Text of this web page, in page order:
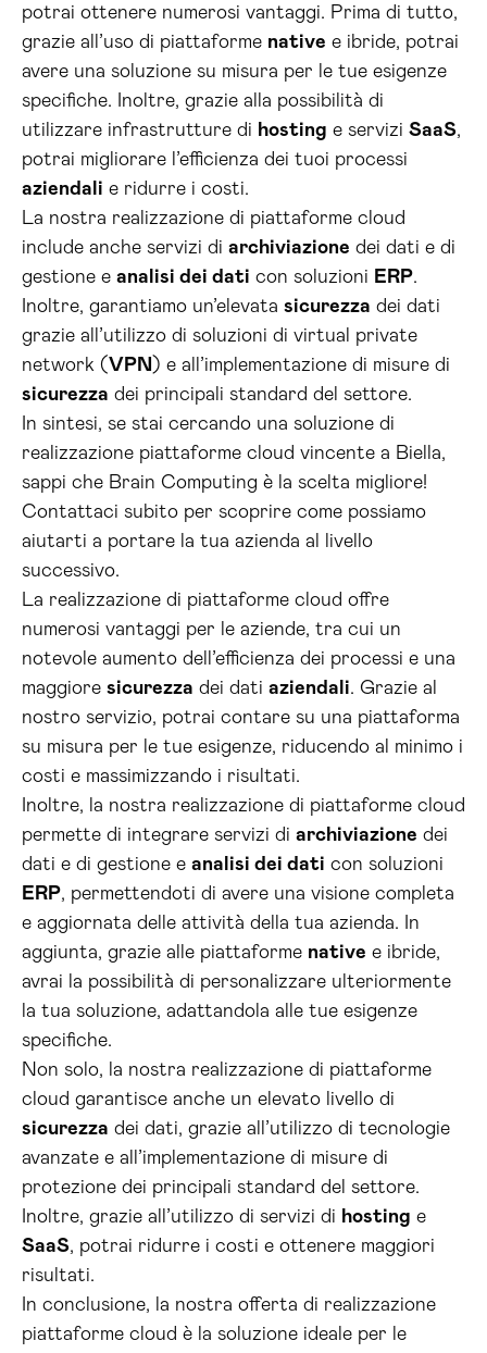
potrai ottenere numerosi vantaggi. Prima di tutto,
grazie all’uso di piattaforme native e ibride, potrai
avere una soluzione su misura per le tue esigenze
specifiche. Inoltre, grazie alla possibilità di
utilizzare infrastrutture di hosting e servizi SaaS,
potrai migliorare l’efficienza dei tuoi processi
aziendali e ridurre i costi.
La nostra realizzazione di piattaforme cloud
include anche servizi di archiviazione dei dati e di
gestione e analisi dei dati con soluzioni ERP.
Inoltre, garantiamo un’elevata sicurezza dei dati
grazie all’utilizzo di soluzioni di virtual private
network (VPN ) e all’implementazione di misure di
sicurezza dei principali standard del settore.
In sintesi, se stai cercando una soluzione di
realizzazione piattaforme cloud vincente a Biella,
sappi che Brain Computing è la scelta migliore!
Contattaci subito per scoprire come possiamo
aiutarti a portare la tua azienda al livello
successivo.
La realizzazione di piattaforme cloud offre
numerosi vantaggi per le aziende, tra cui un
notevole aumento dell’efficienza dei processi e una
maggiore sicurezza dei dati aziendali. Grazie al
nostro servizio, potrai contare su una piattaforma
su misura per le tue esigenze, riducendo al minimo i
costi e massimizzando i risultati.
Inoltre, la nostra realizzazione di piattaforme cloud
permette di integrare servizi di archiviazione dei
dati e di gestione e analisi dei dati con soluzioni
ERP, permettendoti di avere una visione completa
e aggiornata delle attività della tua azienda. In
aggiunta, grazie alle piattaforme native e ibride,
avrai la possibilità di personalizzare ulteriormente
la tua soluzione, adattandola alle tue esigenze
specifiche.
Non solo, la nostra realizzazione di piattaforme
cloud garantisce anche un elevato livello di
sicurezza dei dati, grazie all’utilizzo di tecnologie
avanzate e all’implementazione di misure di
protezione dei principali standard del settore.
Inoltre, grazie all’utilizzo di servizi di hosting e
SaaS, potrai ridurre i costi e ottenere maggiori
risultati.
In conclusione, la nostra offerta di realizzazione
piattaforme cloud è la soluzione ideale per le